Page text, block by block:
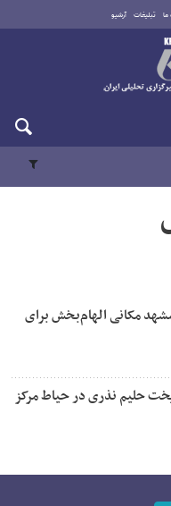
ما تبلیغات آرشیو
مکانی الهام‌بخش برای
حلیم نذری در حیاط مرکز